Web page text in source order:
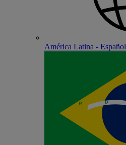
América Latina - Español